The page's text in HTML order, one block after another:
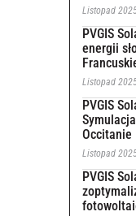
Listopad
PVGIS
energii
Listopad
PVGIS
Occitanie
Listopad
PVGIS